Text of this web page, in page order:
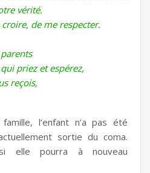
vérité.
de me respecter.
priez et espérez,
reçois,
l’enfant n’a pas été
sortie du coma.
elle pourra à nouveau